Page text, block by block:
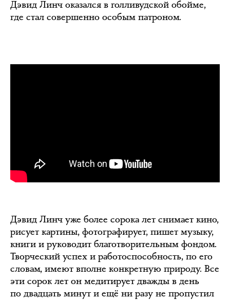
Дэвид Линч оказался в голливудской обойме,
где стал совершенно особым патроном.
Дэвид Линч уже более сорока лет снимает кино,
рисует картины, фотографирует, пишет музыку,
книги и руководит благотворительным фондом.
Творческий успех и работоспособность, по его
словам, имеют вполне конкретную природу. Все
эти сорок лет он медитирует дважды в день
по двадцать минут и ещё ни разу не пропустил